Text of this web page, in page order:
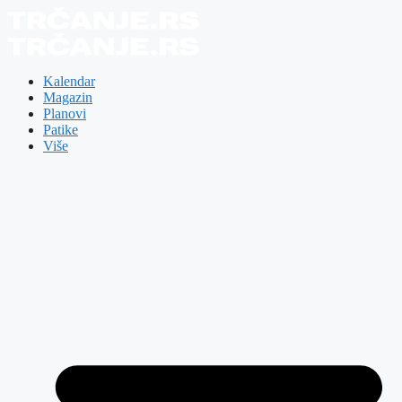
Kalendar
Magazin
Planovi
Patike
Više